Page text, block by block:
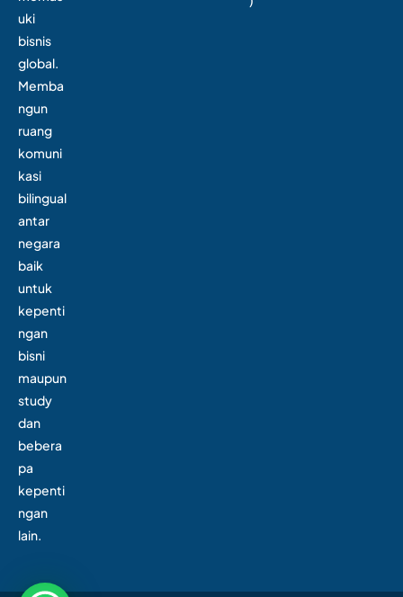
uki
bisnis
global.
Memba
ngun
ruang
komuni
kasi
bilingual
antar
negara
baik
untuk
kepenti
ngan
bisni
maupun
study
dan
bebera
pa
kepenti
ngan
lain.